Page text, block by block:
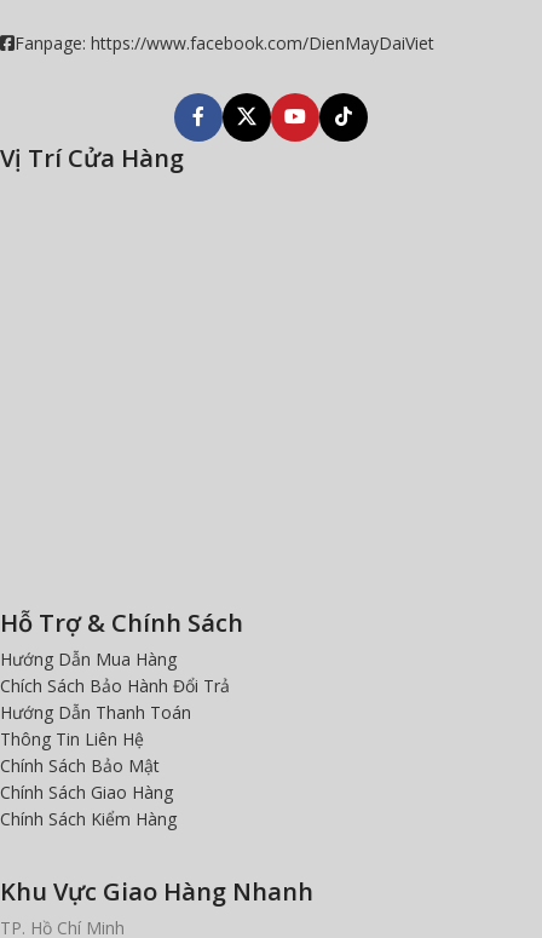
Fanpage: https://www.facebook.com/DienMayDaiViet
Vị Trí Cửa Hàng
Hỗ Trợ & Chính Sách
Hướng Dẫn Mua Hàng
Chích Sách Bảo Hành Đổi Trả
Hướng Dẫn Thanh Toán
Thông Tin Liên Hệ
Chính Sách Bảo Mật
Chính Sách Giao Hàng
Chính Sách Kiểm Hàng
Khu Vực Giao Hàng Nhanh
TP. Hồ Chí Minh